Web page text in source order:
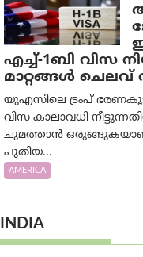
എച്ച്-1ബി വിസ
മാറ്റങ്ങൾ ചെലവ്
യുഎസിലെ ട്രംപ്
വിസ കാലാവധി
ചുമത്താൻ
പുതിയ...
AMERICA
INDIA